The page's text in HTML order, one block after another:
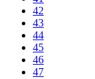
42
43
44
45
46
47